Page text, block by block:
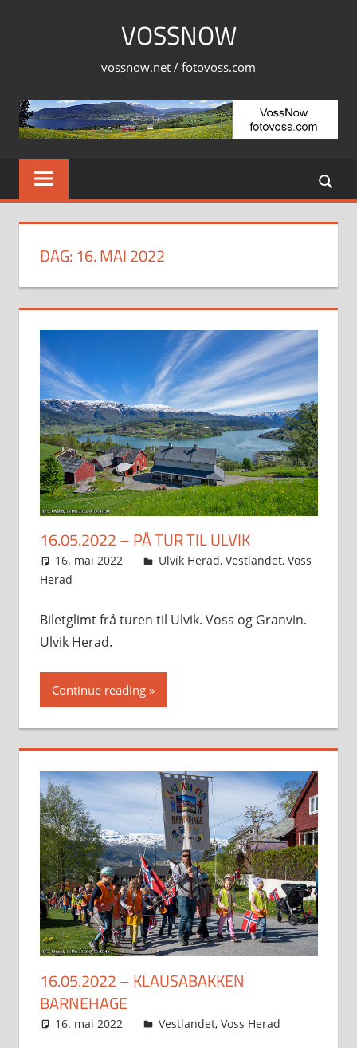
VOSSNOW
vossnow.net / fotovoss.com
DAG: 16. MAI 2022
16.05.2022 – PÅ TUR TIL ULVIK
16. mai 2022 Svein
Ulvik Herad, Vestlandet, Voss
Herad
Biletglimt frå turen til Ulvik. Voss og Granvin.
Ulvik Herad.
Continue reading
16.05.2022 – KLAUSABAKKEN
BARNEHAGE
16. mai 2022 Svein
Vestlandet, Voss Herad